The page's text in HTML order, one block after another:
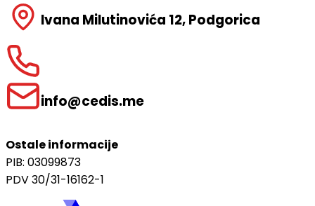
Ivana Milutinovića 12, Podgorica
info@cedis.me
Ostale informacije
PIB: 03099873
PDV 30/31-16162-1